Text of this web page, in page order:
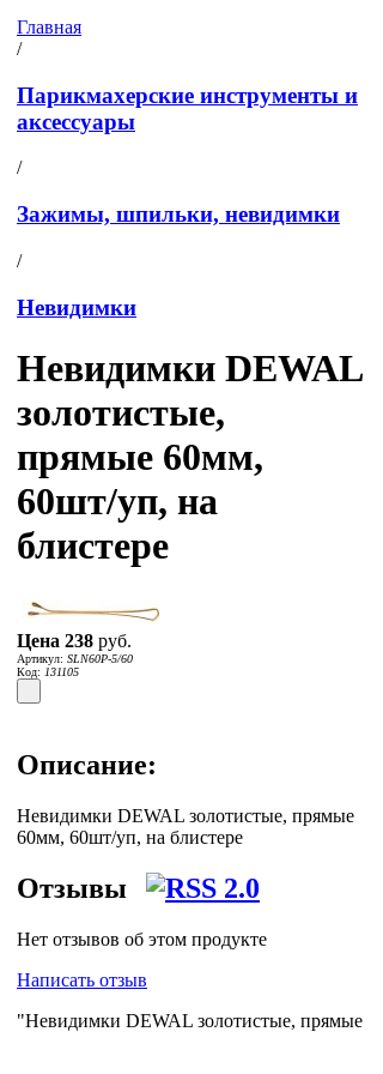
Главная
/
Парикмахерские инструменты и
аксессуары
/
Зажимы, шпильки, невидимки
/
Невидимки
Невидимки DEWAL
золотистые,
прямые 60мм,
60шт/уп, на
блистере
Цена 238 руб.
Артикул: SLN60P-5/60
Код: 131105
Описание:
Невидимки DEWAL золотистые, прямые
60мм, 60шт/уп, на блистере
Отзывы
Нет отзывов об этом продукте
Написать отзыв
"Невидимки DEWAL золотистые, прямые